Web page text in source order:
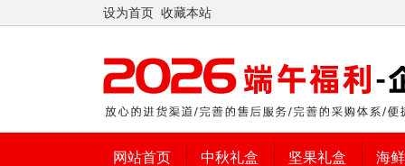
设为首页 收藏本站
网站首页 中秋礼盒 坚果礼盒 海